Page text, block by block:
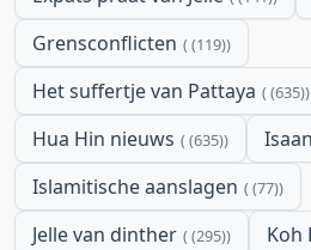
Grensconflicten (119)
Het suffertje van Pattaya (635)
Hua Hin nieuws (635)
Islamitische aanslagen (77)
Jelle van dinther (295) Koh